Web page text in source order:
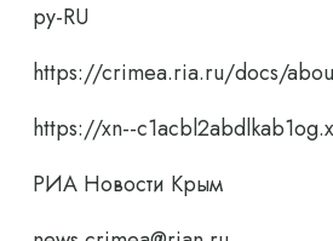
ру-RU
https://crimea.ria.ru/docs/
https://xn--
РИА Новости Крым